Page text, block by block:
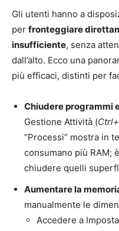
Gli utenti hanno a
per fronteggiare
insufficiente, senza
dall’alto. Ecco una
più efficaci, distinti per
Chiudere programmi
Gestione Attività (
“Processi” mostra in
consumano più RAM;
chiudere quelli
Aumentare la
manualmente le
Accedere a